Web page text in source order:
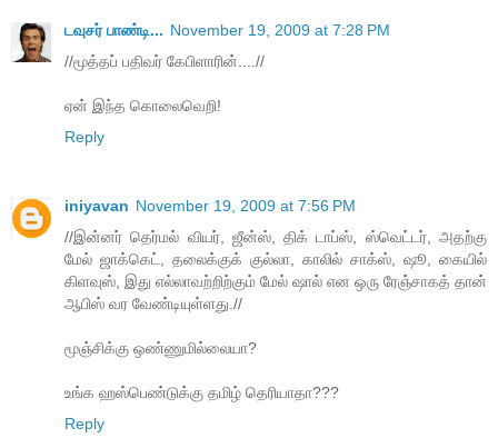
டவுசர் பாண்டி... November 19, 2009 at 7:28 PM
//மூத்தப் பதிவர் கேபிளாரின்....//
ஏன் இந்த கொலைவெறி!
Reply
iniyavan November 19, 2009 at 7:56 PM
//இன்னர் தெர்மல் வியர், ஜீன்ஸ், திக் டாப்ஸ், ஸ்வெட்டர், அதற்கு
மேல் ஜாக்கெட், தலைக்குக் குல்லா, காலில் சாக்ஸ், ஷூ, கையில்
கிளவுஸ், இது எல்லாவற்றிற்கும் மேல் ஷால் என ஒரு ரேஞ்சாகத் தான்
ஆபிஸ் வர வேண்டியுள்ளது.//
மூஞ்சிக்கு ஒண்ணுமில்லையா?
உங்க ஹஸ்பெண்டுக்கு தமிழ் தெரியாதா???
Reply